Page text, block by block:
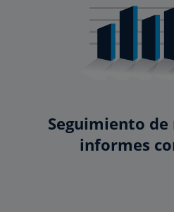
Seguimiento
informes